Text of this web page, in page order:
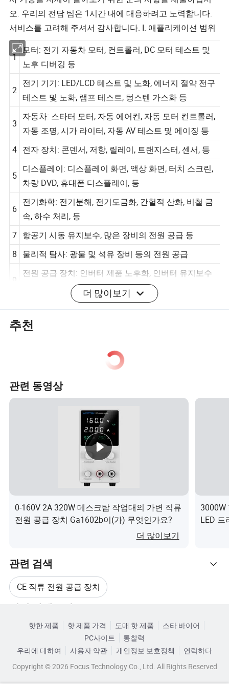
오. 우리의 전담 팀은 1시간 내에 대응하려고 노력합니다.
서비스를 고려해 주셔서 감사합니다. I. 애플리케이션 범위
모터: 전기 자동차 모터, 컨트롤러, DC 모터 테스트 및
노후 디버깅 등
전기 기기: LED/LCD 테스트 및 노화, 에너지 절약 전구
테스트 및 노화, 램프 테스트, 텅스텐 가스화 등
자동차: 스타터 모터, 자동 에어컨, 자동 모터 컨트롤러,
자동 조명, 시가 라이터, 자동 AV 테스트 및 에이징 등
4 전자 장치: 콘덴서, 저항, 릴레이, 트랜지스터, 센서, 등
디스플레이: 디스플레이 화면, 액상 화면, 터치 스크린,
차량 DVD, 휴대폰 디스플레이, 등
6
전기화학: 전기분해, 전기도금화, 간헐적 산화, 비철 금
속, 하수 처리, 등
7
항공기 시동 유지보수, 많은 장비의 전원 공급 등
물리적 탐사: 광물 및 석유 장비 등의 전원 공급
전원 공급 장치: 인버터 제품 노후화, 인버터 유지보수
1
0
전동 공구: 접촉 노화, 와이어 팩 테스트, 회로 차단기 방
작업대와 랙 장착에 적합한 작고 가벼운 무게.
PWM 변조, 결정 모듈의 낮은 전력 소비, 높은 효율성,
더 많은 전력 절감
잘 설계된 전자 기술 회로, 강제 공랭식 열소산 처리, 매
우 낮은 온도 계수.
고속 응답 특성을 갖춘 높은 게인 증폭기 회로 설계를
6
스플레이 미터를 채택합니다.
7
내장 O.V.P. 과전압 보호 회로 및 O.T.P. 과열 방지 회로,
보호 기능은 완벽하고 안정적입니다.
이 제품은 부하 단자 전압 감지 단자와 부하 단자 전압
을 정확하게 판독할 수 있는 기능과 정확한 제어 기능을
갖추고 있습니다.
III 성능 기능
더 많이보기
추천
관련 동영상
0-160V 2A 320W 데스크탑 작업대의 가변 직류
전원 공급 장치 Ga1602b이(가) 무엇인가요?
더 많이보기
3000W
LED
관련 검색
CE 직류 전원 공급 장치
RoHS 직류 전원 공급 장치
직류 전원 공급 시스템
카테고리로 찾아보기
핫한 제품 핫 제품 가격 도매 핫 제품
스타 바이어
PC사이트
통찰력
우리에 대하여
사용자 약관 개인정보 보호정책
연락하다
Copyright © 2026 Focus Technology Co., Ltd. All Rights Reserved